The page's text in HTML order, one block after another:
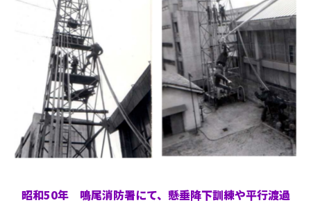
昭和50年 鳴尾消防署にて、懸垂降下訓練や平行渡過